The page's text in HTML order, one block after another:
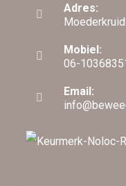
Adres:
Mobiel:
06-
Email: